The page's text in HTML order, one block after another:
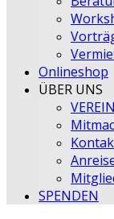
Onlineshop
ÜBER UNS
VEREIN
SPENDEN